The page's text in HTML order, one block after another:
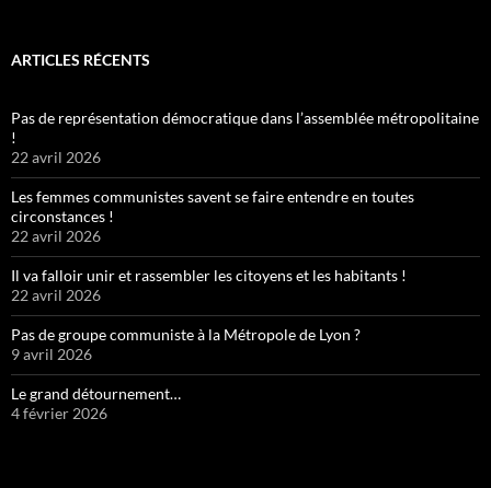
ARTICLES RÉCENTS
Pas de représentation démocratique dans l’assemblée métropolitaine
!
22 avril 2026
Les femmes communistes savent se faire entendre en toutes
circonstances !
22 avril 2026
Il va falloir unir et rassembler les citoyens et les habitants !
22 avril 2026
Pas de groupe communiste à la Métropole de Lyon ?
9 avril 2026
Le grand détournement…
4 février 2026